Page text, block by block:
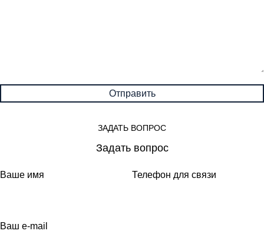
ЗАДАТЬ ВОПРОС
Задать вопрос
Ваше имя Телефон для связи
Ваш e-mail